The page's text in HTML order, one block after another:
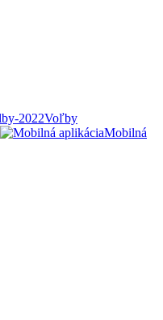
Voľby
Mobilná